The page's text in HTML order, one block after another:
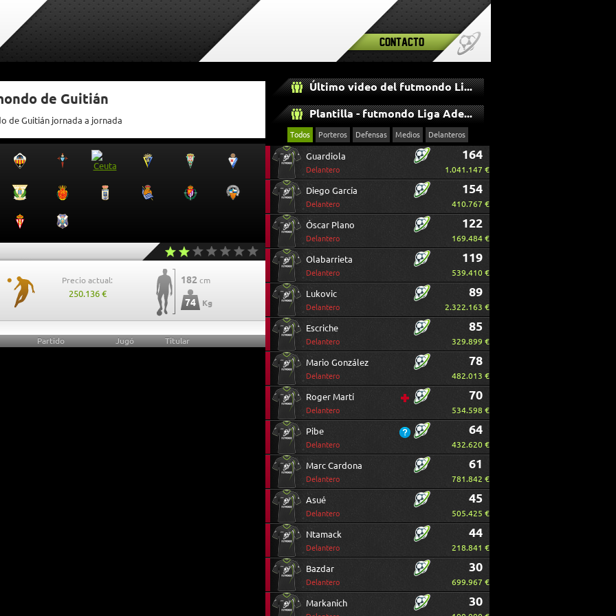
Contacto
de Guitián
de Guitián jornada a jornada
Precio actual:
250.136 €
182 cm
74 Kg
Partido Jugó Titular
Último video del futmondo Liga Adelante
Plantilla - futmondo Liga Adelante
Todos Porteros Defensas Medios Delanteros
Guardiola
Delantero
164
1.041.147 €
Diego García
Delantero
154
410.767 €
Óscar Plano
Delantero
122
169.484 €
Olabarrieta
Delantero
119
539.410 €
Lukovic
Delantero
89
2.322.163 €
Escriche
Delantero
85
329.899 €
Mario González
Delantero
78
482.013 €
Roger Martí
Delantero
70
534.598 €
Pibe
Delantero
64
432.620 €
Marc Cardona
Delantero
61
781.842 €
Asué
Delantero
45
505.425 €
Ntamack
Delantero
44
218.841 €
Bazdar
Delantero
30
699.967 €
Markanich 30